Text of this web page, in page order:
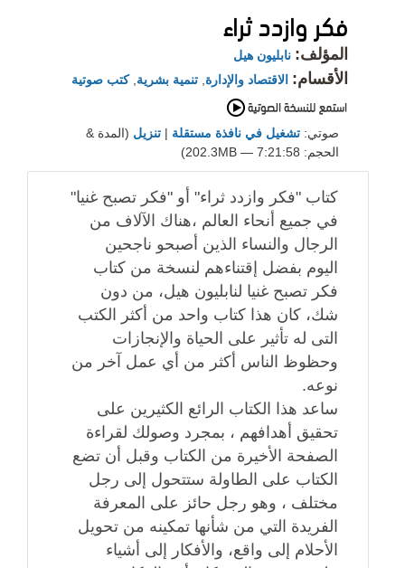
فكر وازدد ثراء
المؤلف: نابليون هيل
الأقسام: الاقتصاد والإدارة, تنمية بشرية,كتب صوتية
صوتي: تشغيل في نافذة مستقلة | تنزيل (المدة &
الحجم: 7:21:58 — 202.3MB)
كتاب "فكر وازدد ثراء" أو "فكر تصبح غنيا"
في جميع أنحاء العالم ،هناك الآلاف من
الرجال والنساء الذين أصبحو ناجحين
اليوم بفضل إقتناءهم لنسخة من كتاب
فكر تصبح غنيا لنابليون هيل، من دون
شك، كان هذا كتاب واحد من أكثر الكتب
التى له تأثير على الحياة والإنجازات
وحظوظ الناس أكثر من أي عمل آخر من
نوعه.
ساعد هذا الكتاب الرائع الكثيرين على
تحقيق أهدافهم ، بمجرد وصولك لقراءة
الصفحة الأخيرة من الكتاب وقبل أن تضع
الكتاب على الطاولة ستتحول إلى رجل
مختلف ، وهو رجل حائز على المعرفة
الفريدة التي من شأنها تمكينه من تحويل
الأحلام إلى واقع، والأفكار إلى أشياء